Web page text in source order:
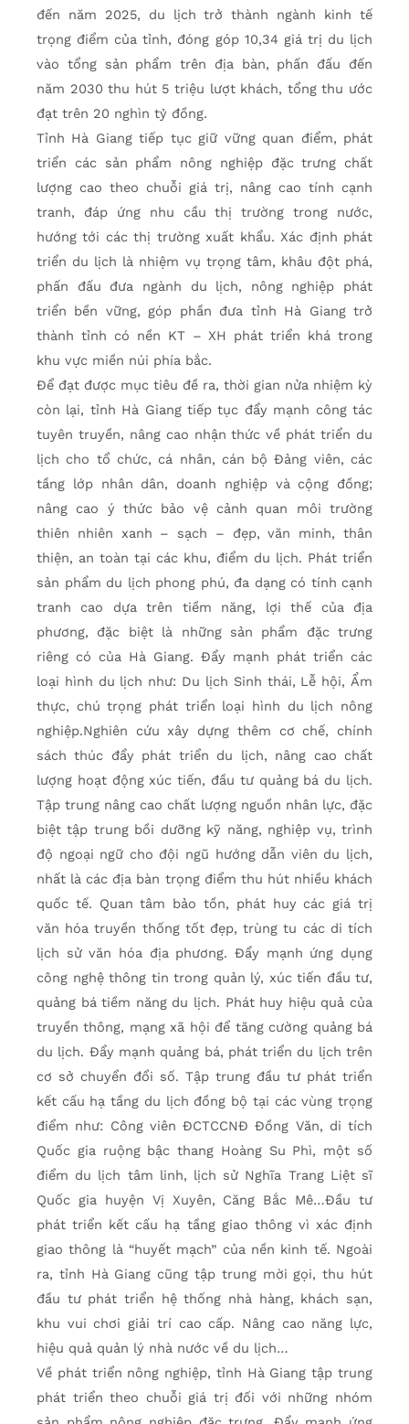
đến năm 2025, du lịch trở thành ngành kinh tế
trọng điểm của tỉnh, đóng góp 10,34 giá trị du lịch
vào tổng sản phẩm trên địa bàn, phấn đấu đến
năm 2030 thu hút 5 triệu lượt khách, tổng thu ước
đạt trên 20 nghìn tỷ đồng.
Tỉnh Hà Giang tiếp tục giữ vững quan điểm, phát
triển các sản phẩm nông nghiệp đặc trưng chất
lượng cao theo chuỗi giá trị, nâng cao tính cạnh
tranh, đáp ứng nhu cầu thị trường trong nước,
hướng tới các thị trường xuất khẩu. Xác định phát
triển du lịch là nhiệm vụ trọng tâm, khâu đột phá,
phấn đấu đưa ngành du lịch, nông nghiệp phát
triển bền vững, góp phần đưa tỉnh Hà Giang trở
thành tỉnh có nền KT – XH phát triển khá trong
khu vực miền núi phía bắc.
Để đạt được mục tiêu đề ra, thời gian nửa nhiệm kỳ
còn lại, tỉnh Hà Giang tiếp tục đẩy mạnh công tác
tuyên truyền, nâng cao nhận thức về phát triển du
lịch cho tổ chức, cá nhân, cán bộ Đảng viên, các
tầng lớp nhân dân, doanh nghiệp và cộng đồng;
nâng cao ý thức bảo vệ cảnh quan môi trường
thiên nhiên xanh – sạch – đẹp, văn minh, thân
thiện, an toàn tại các khu, điểm du lịch. Phát triển
sản phẩm du lịch phong phú, đa dạng có tính cạnh
tranh cao dựa trên tiềm năng, lợi thế của địa
phương, đặc biệt là những sản phẩm đặc trưng
riêng có của Hà Giang. Đẩy mạnh phát triển các
loại hình du lịch như: Du lịch Sinh thái, Lễ hội, Ẩm
thực, chú trọng phát triển loại hình du lịch nông
nghiệp.Nghiên cứu xây dựng thêm cơ chế, chính
sách thúc đẩy phát triển du lịch, nâng cao chất
lượng hoạt động xúc tiến, đầu tư quảng bá du lịch.
Tập trung nâng cao chất lượng nguồn nhân lực, đặc
biệt tập trung bồi dưỡng kỹ năng, nghiệp vụ, trình
độ ngoại ngữ cho đội ngũ hướng dẫn viên du lịch,
nhất là các địa bàn trọng điểm thu hút nhiều khách
quốc tế. Quan tâm bảo tồn, phát huy các giá trị
văn hóa truyền thống tốt đẹp, trùng tu các di tích
lịch sử văn hóa địa phương. Đẩy mạnh ứng dụng
công nghệ thông tin trong quản lý, xúc tiến đầu tư,
quảng bá tiềm năng du lịch. Phát huy hiệu quả của
truyền thông, mạng xã hội để tăng cường quảng bá
du lịch. Đẩy mạnh quảng bá, phát triển du lịch trên
cơ sở chuyển đổi số. Tập trung đầu tư phát triển
kết cấu hạ tầng du lịch đồng bộ tại các vùng trọng
điểm như: Công viên ĐCTCCNĐ Đồng Văn, di tích
Quốc gia ruộng bậc thang Hoàng Su Phì, một số
điểm du lịch tâm linh, lịch sử Nghĩa Trang Liệt sĩ
Quốc gia huyện Vị Xuyên, Căng Bắc Mê…Đầu tư
phát triển kết cấu hạ tầng giao thông vì xác định
giao thông là “huyết mạch” của nền kinh tế. Ngoài
ra, tỉnh Hà Giang cũng tập trung mời gọi, thu hút
đầu tư phát triển hệ thống nhà hàng, khách sạn,
khu vui chơi giải trí cao cấp. Nâng cao năng lực,
hiệu quả quản lý nhà nước về du lịch…
Về phát triển nông nghiệp, tỉnh Hà Giang tập trung
phát triển theo chuỗi giá trị đối với những nhóm